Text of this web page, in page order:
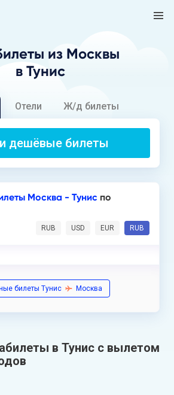
из Москвы
в Тунис
Отели Ж/д билеты
дешёвые билеты
Москва - Тунис по
RUB USD EUR RUB
билеты Тунис Москва
в Тунис с вылетом